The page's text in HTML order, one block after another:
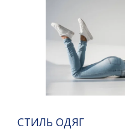
СТИЛЬ ОДЯГ